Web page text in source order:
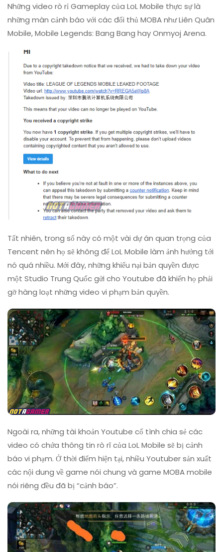
Những video rò rỉ Gameplay của LoL Mobile thực sự là
những màn cảnh báo với các đối thủ MOBA như Liên Quân
Mobile, Mobile Legends: Bang Bang hay Onmyoj Arena.
Tất nhiên, trong số này có một vài dự án quan trọng của
Tencent nên họ sẽ không để LoL Mobile làm ảnh hưởng tới
nó quá nhiều. Mới đây, những khiếu nại bản quyền được
một Studio Trung Quốc gửi cho Youtube đã khiến họ phải
gỡ hàng loạt những video vi phạm bản quyền.
Ngoài ra, những tài khoản Youtube cố tình chia sẻ các
video có chứa thông tin rò rĩ của LoL Mobile sẽ bị cảnh
báo vi phạm. Ở thời điểm hiện tại, nhiều Youtuber sản xuất
các nội dung về game nói chung và game MOBA mobile
nói riêng đều đã bị “cảnh báo”.